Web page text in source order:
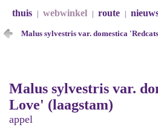
thuis webwinkel route
Malus sylvestris var. domestica
Malus sylvestris var.
Love' (laagstam)
appel